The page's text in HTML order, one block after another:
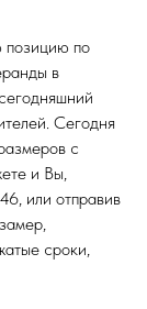
позицию по
в
Сегодня
с
и Вы,
или отправив
сроки,